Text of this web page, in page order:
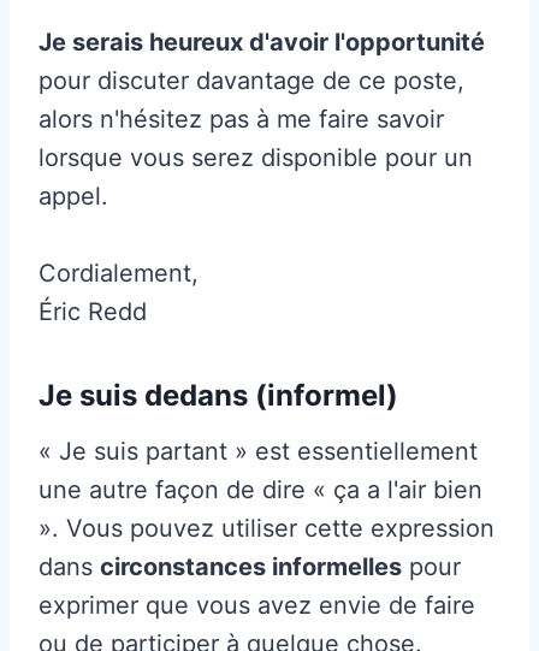
Je serais heureux d'avoir l'opportunité
pour discuter davantage de ce poste,
alors n'hésitez pas à me faire savoir
lorsque vous serez disponible pour un
appel.
Cordialement,
Éric Redd
Je suis dedans (informel)
« Je suis partant » est essentiellement
une autre façon de dire « ça a l'air bien
». Vous pouvez utiliser cette expression
dans circonstances informelles pour
exprimer que vous avez envie de faire
ou de participer à quelque chose.